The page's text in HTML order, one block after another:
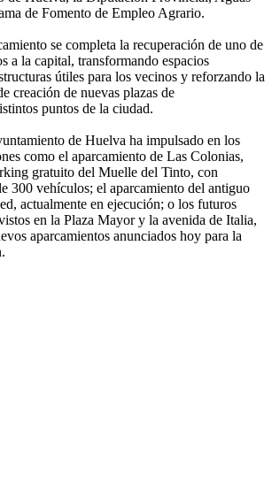
de Fomento de Empleo Agrario.
se completa la recuperación de uno de
a la capital, transformando espacios
útiles para los vecinos y reforzando la
creación de nuevas plazas de
puntos de la ciudad.
de Huelva ha impulsado en los
como el aparcamiento de Las Colonias,
gratuito del Muelle del Tinto, con
300 vehículos; el aparcamiento del antiguo
actualmente en ejecución; o los futuros
en la Plaza Mayor y la avenida de Italia,
aparcamientos anunciados hoy para la